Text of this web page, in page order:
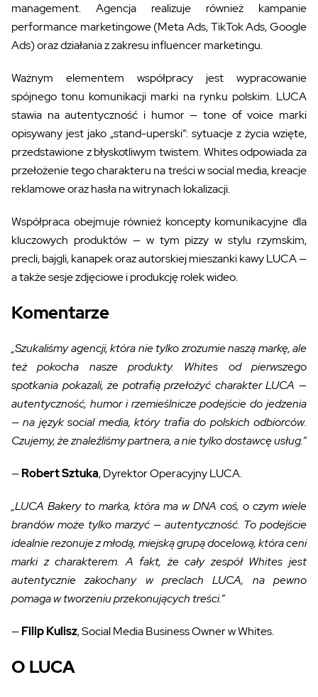
management. Agencja realizuje również kampanie
performance marketingowe (Meta Ads, TikTok Ads, Google
Ads) oraz działania z zakresu influencer marketingu.
Ważnym elementem współpracy jest wypracowanie
spójnego tonu komunikacji marki na rynku polskim. LUCA
stawia na autentyczność i humor — tone of voice marki
opisywany jest jako „stand-uperski”: sytuacje z życia wzięte,
przedstawione z błyskotliwym twistem. Whites odpowiada za
przełożenie tego charakteru na treści w social media, kreacje
reklamowe oraz hasła na witrynach lokalizacji.
Współpraca obejmuje również koncepty komunikacyjne dla
kluczowych produktów — w tym pizzy w stylu rzymskim,
precli, bajgli, kanapek oraz autorskiej mieszanki kawy LUCA —
a także sesje zdjęciowe i produkcję rolek wideo.
Komentarze
„Szukaliśmy agencji, która nie tylko zrozumie naszą markę, ale
też pokocha nasze produkty. Whites od pierwszego
spotkania pokazali, że potrafią przełożyć charakter LUCA —
autentyczność, humor i rzemieślnicze podejście do jedzenia
— na język social media, który trafia do polskich odbiorców.
Czujemy, że znaleźliśmy partnera, a nie tylko dostawcę usług.”
—Robert Sztuka, Dyrektor Operacyjny LUCA.
„LUCA Bakery to marka, która ma w DNA coś, o czym wiele
brandów może tylko marzyć — autentyczność. To podejście
idealnie rezonuje z młodą, miejską grupą docelową, która ceni
marki z charakterem. A fakt, że cały zespół Whites jest
autentycznie zakochany w preclach LUCA, na pewno
pomaga w tworzeniu przekonujących treści.”
—Filip Kulisz, Social Media Business Owner w Whites.
O LUCA